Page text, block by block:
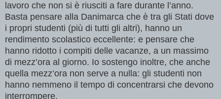
lavoro che non si è riusciti a fare durante l’anno.
Basta pensare alla Danimarca che è tra gli Stati dove
i propri studenti (più di tutti gli altri), hanno un
rendimento scolastico eccellente: e pensare che
hanno ridotto i compiti delle vacanze, a un massimo
di mezz’ora al giorno. Io sostengo inoltre, che anche
quella mezz’ora non serve a nulla: gli studenti non
hanno nemmeno il tempo di concentrarsi che devono
interrompere.